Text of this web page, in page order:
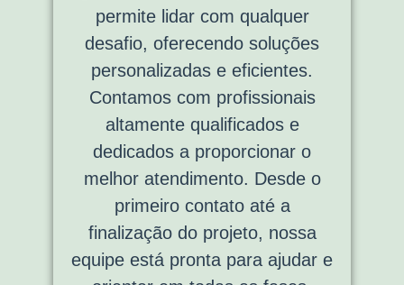
permite lidar com qualquer
desafio, oferecendo soluções
personalizadas e eficientes.
Contamos com profissionais
altamente qualificados e
dedicados a proporcionar o
melhor atendimento. Desde o
primeiro contato até a
finalização do projeto, nossa
equipe está pronta para ajudar e